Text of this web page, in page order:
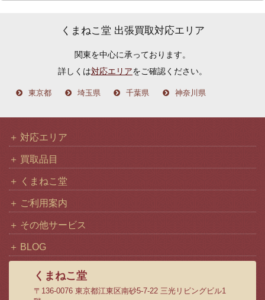
くまねこ堂 出張買取対応エリア
関東を中心に承っております。
詳しくは対応エリアをご確認ください。
東京都 埼玉県 千葉県 神奈川県
対応エリア
買取品目
くまねこ堂
ご利用案内
その他サービス
BLOG
くまねこ堂
〒136-0076 東京都江東区南砂5-7-22 三光リビングビル1